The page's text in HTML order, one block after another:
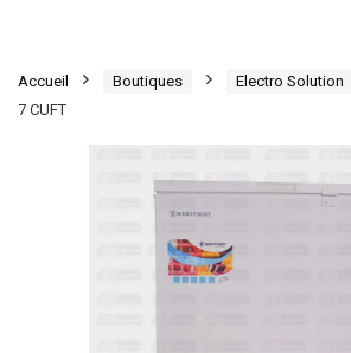
Accueil Boutiques Electro Solution
7 CUFT